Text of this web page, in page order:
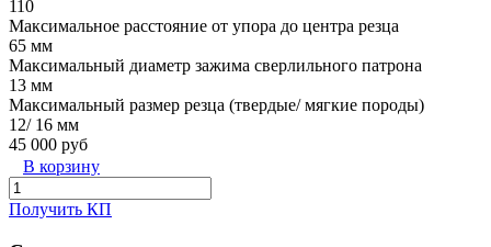
110
Максимальное расстояние от упора до центра резца
65 мм
Максимальный диаметр зажима сверлильного патрона
13 мм
Максимальный размер резца (твердые/ мягкие породы)
12/ 16 мм
45 000 руб
В корзину
Получить КП